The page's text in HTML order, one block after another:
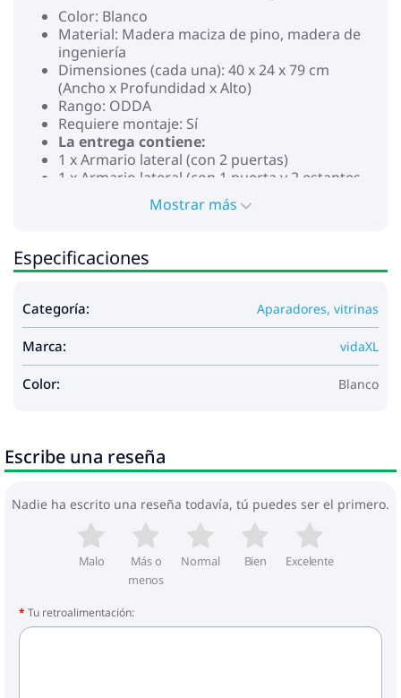
Color: Blanco
Material: Madera maciza de pino, madera de
ingeniería
Dimensiones (cada una): 40 x 24 x 79 cm
(Ancho x Profundidad x Alto)
Rango: ODDA
Requiere montaje: Sí
La entrega contiene:
1 x Armario lateral (con 2 puertas)
1 x Armario lateral (con 1 puerta y 2 estantes
1 x Armario lateral (con 2 cajones y 1 puerta)
estante abierto)
1 x Armario lateral (con 4 estantes abiertos)
Mostrar más
Especificaciones
Categoría: Aparadores, vitrinas
Marca: vidaXL
Color: Blanco
Escribe una reseña
Nadie ha escrito una reseña todavía, tú puedes ser el primero.
Malo
Más o
menos
Normal Bien Excelente
Tu retroalimentación: